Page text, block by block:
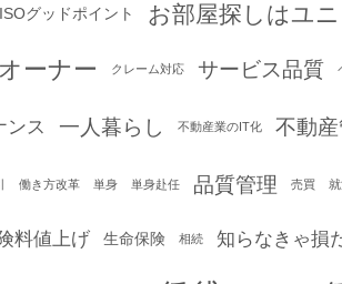
ISOグッドポイント お部屋探しはユ
オーナー クレーム対応 サービス品質
ンス 一人暮らし 不動産業のIT化 不動
働き方改革 単身 単身赴任 品質管理 売買
料値上げ 生命保険 相続 知らなきゃ損